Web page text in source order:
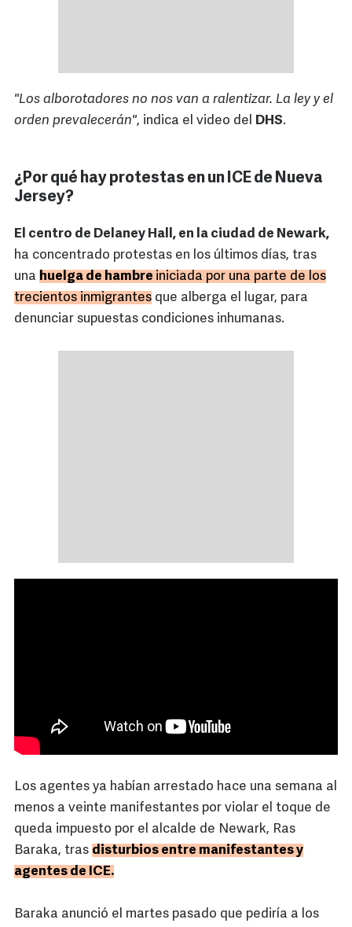
"Los alborotadores no nos van a ralentizar. La ley y el
orden prevalecerán", indica el video del DHS.
¿Por qué hay protestas en un ICE de Nueva
Jersey?
El centro de Delaney Hall, en la ciudad de Newark,
ha concentrado protestas en los últimos días, tras
una huelga de hambre iniciada por una parte de los
trecientos inmigrantes que alberga el lugar, para
denunciar supuestas condiciones inhumanas.
Los agentes ya habían arrestado hace una semana al
menos a veinte manifestantes por violar el toque de
queda impuesto por el alcalde de Newark, Ras
Baraka, tras disturbios entre manifestantes y
agentes de ICE.
Baraka anunció el martes pasado que pediría a los